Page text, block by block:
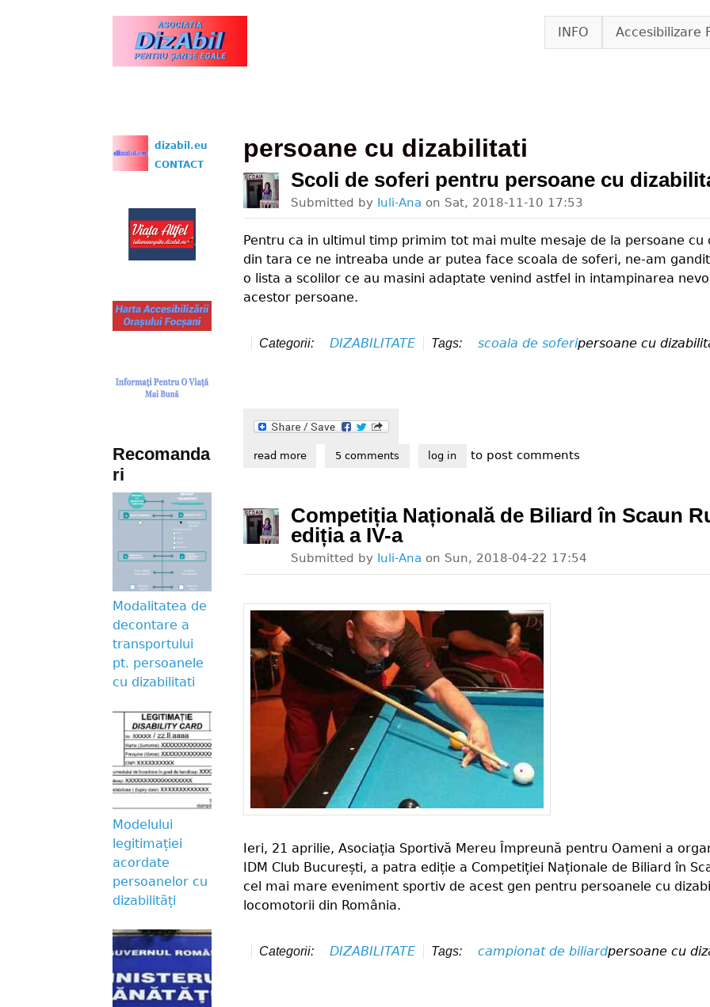
Skip to main content
www.dizabil.eu INFO Accesibilizare
persoane cu dizabilitati
Scoli de soferi pentru persoane cu
Submitted by Iuli-Ana on Sat, 2018-11-10 17:53
Pentru ca in ultimul timp primim tot mai multe mesaje de la persoane cu
din tara ce ne intreaba unde ar putea face scoala de soferi, ne-am
o lista a scolilor ce au masini adaptate venind astfel in intampinarea
acestor persoane.
Categorii: DIZABILITATE Tags: scoala de soferipersoane cu
read moreabout scoli de soferi pentru persoane cu dizabilitati
5 comments log in to post comments
Competiția Națională de Biliard în Scaun
ediția a IV-a
Submitted by Iuli-Ana on Sun, 2018-04-22 17:54
Ieri, 21 aprilie, Asociația Sportivă Mereu Împreună pentru Oameni a
IDM Club București, a patra ediție a Competiției Naționale de Biliard în
cel mai mare eveniment sportiv de acest gen pentru persoanele cu
locomotorii din România.
Categorii: DIZABILITATE Tags: campionat de biliardpersoane cu
dizabil.eu
CONTACT
Recomanda
ri
Modalitatea de
decontare a
transportului
pt. persoanele
cu dizabilitati
Modelului
legitimației
acordate
persoanelor cu
dizabilități